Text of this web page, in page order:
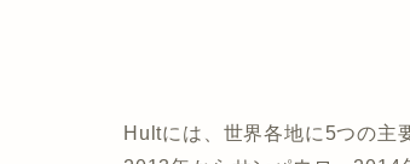
Hultには、世界各地に5つの主